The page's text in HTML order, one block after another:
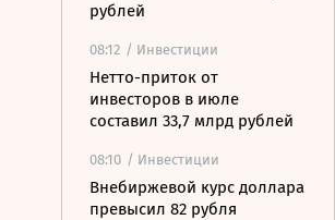
рублей
08:12 / Инвестиции
Нетто-приток от
инвесторов в июле
составил 33,7 млрд рублей
08:10 / Инвестиции
Внебиржевой курс доллара
превысил 82 рубля